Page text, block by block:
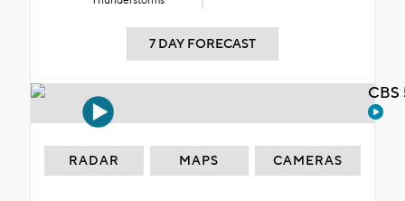
7 DAY FORECAST
RADAR MAPS CAMERAS